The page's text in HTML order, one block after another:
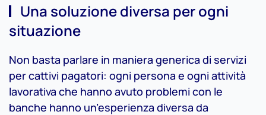
Una soluzione diversa per ogni
situazione
Non basta parlare in maniera generica di servizi
per cattivi pagatori: ogni persona e ogni attività
lavorativa che hanno avuto problemi con le
banche hanno un’esperienza diversa da